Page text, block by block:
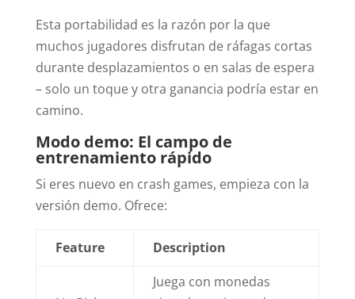
Esta portabilidad es la razón por la que
muchos jugadores disfrutan de ráfagas cortas
durante desplazamientos o en salas de espera
– solo un toque y otra ganancia podría estar en
camino.
Modo demo: El campo de
entrenamiento rápido
Si eres nuevo en crash games, empieza con la
versión demo. Ofrece:
Feature Description
Juega con monedas